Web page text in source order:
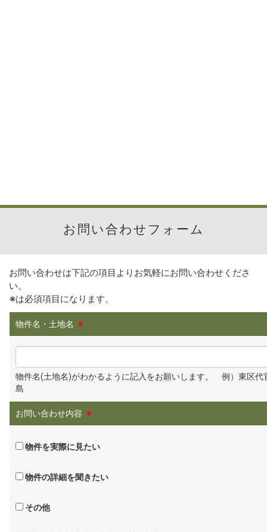
お問い合わせフォーム
お問い合わせは下記の項目よりお気軽にお問い合わせくださ
い。
※は必須項目になります。
物件名・土地名 ※
物件名(土地名)がわかるように記入をお願いします。 例）東区代
島
お問い合わせ内容 ※
物件を実際に見たい
物件の詳細を聞きたい
その他